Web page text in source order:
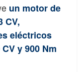
un motor de
CV,
eléctricos
y 900 Nm